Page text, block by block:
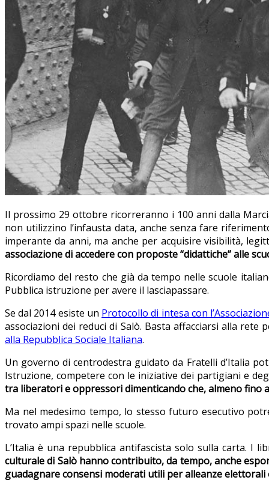
Il prossimo 29 ottobre ricorreranno i 100 anni dalla
non utilizzino l’infausta data, anche senza fare
imperante da anni, ma anche per acquisire visibilità,
associazione di accedere con proposte “didattiche” alle
Ricordiamo del resto che già da tempo nelle scuole
Pubblica istruzione per avere il lasciapassare.
Se dal 2014 esiste un Protocollo di intesa con
associazioni dei reduci di Salò. Basta affacciarsi alla
alla Repubblica Sociale Italiana.
Un governo di centrodestra guidato da Fratelli d’Italia
Istruzione, competere con le iniziative dei partigiani e
tra liberatori e oppressori dimenticando che, almeno fino
Ma nel medesimo tempo, lo stesso futuro esecutivo
trovato ampi spazi nelle scuole.
L’Italia è una repubblica antifascista solo sulla carta. I
culturale di Salò hanno contribuito, da tempo, anche
guadagnare consensi moderati utili per alleanze